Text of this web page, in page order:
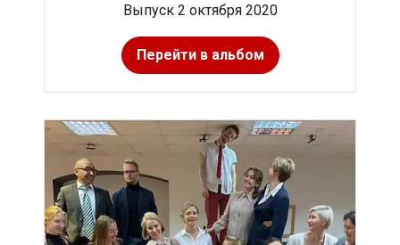
Выпуск 2 октября 2020
Перейти в альбом